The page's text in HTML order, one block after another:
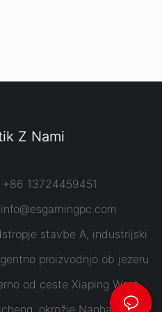
Z Nami
13724459451
info@esgamingpc.com
stavbe A, industrijski
proizvodnjo ob jezeru
od ceste Xiaping West
okrožje Nanhai,